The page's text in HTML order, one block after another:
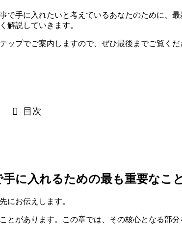
で手に入れたいと考えているあなたのために、 最
解説していきます。
プでご案内しますので、ぜひ最後までご覧くだ
目次
に入れるための最も重要なこと
にお伝えします。
があります。この章では、その核心となる部分